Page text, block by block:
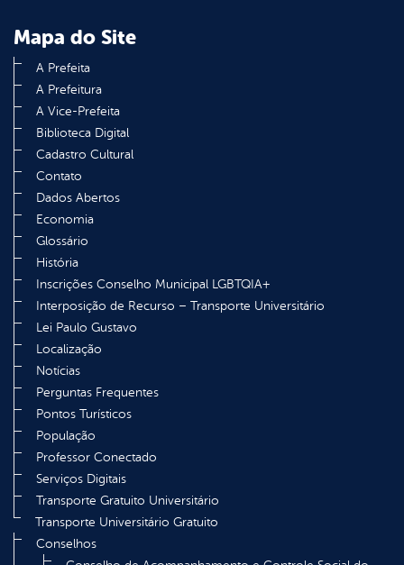
Mapa do Site
A Prefeita
A Prefeitura
A Vice-Prefeita
Biblioteca Digital
Cadastro Cultural
Contato
Dados Abertos
Economia
Glossário
História
Inscrições Conselho Municipal LGBTQIA+
Interposição de Recurso – Transporte Universitário
Lei Paulo Gustavo
Localização
Notícias
Perguntas Frequentes
Pontos Turísticos
População
Professor Conectado
Serviços Digitais
Transporte Gratuito Universitário
Transporte Universitário Gratuito
Conselhos